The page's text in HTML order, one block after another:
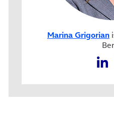
Marina Grigorian